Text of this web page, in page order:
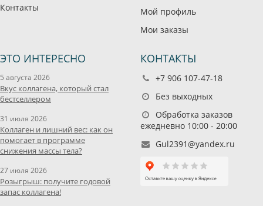
Контакты
Мой профиль
Мои заказы
ЭТО ИНТЕРЕСНО
5 августа 2026
Вкус коллагена, который стал
бестселлером
31 июля 2026
Коллаген и лишний вес: как он
помогает в программе
снижения массы тела?
27 июля 2026
Розыгрыш: получите годовой
запас коллагена!
КОНТАКТЫ
+7 906 107-47-18
Без выходных
Обработка заказов
ежедневно 10:00 - 20:00
Gul2391@yandex.ru